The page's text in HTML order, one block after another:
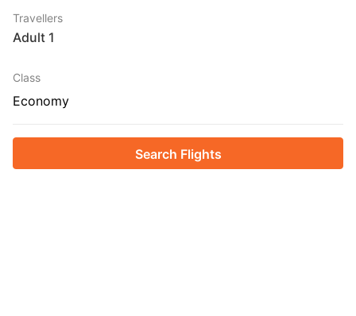
Travellers
1 Adult
Class
Economy